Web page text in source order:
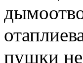
пушки